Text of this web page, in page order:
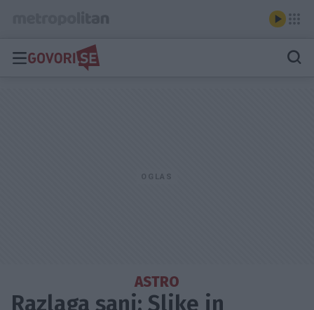
ASTRO
Razlaga sanj: Slike in